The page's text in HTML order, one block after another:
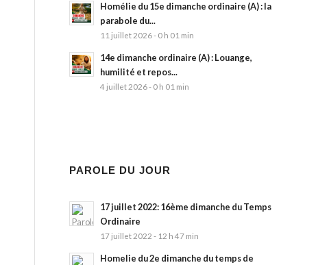
Homélie du 15e dimanche ordinaire (A) : la
parabole du...
11 juillet 2026 - 0 h 01 min
14e dimanche ordinaire (A) : Louange,
humilité et repos...
4 juillet 2026 - 0 h 01 min
PAROLE DU JOUR
17 juillet 2022: 16ème dimanche du Temps
Ordinaire
17 juillet 2022 - 12 h 47 min
Homelie du 2e dimanche du temps de